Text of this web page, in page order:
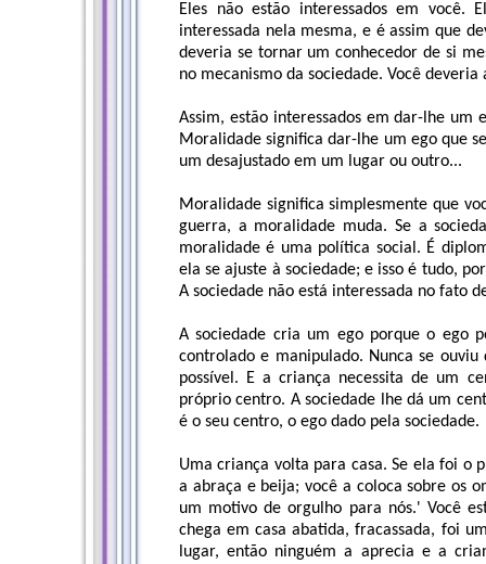
Eles não estão interessados em você.
interessada nela mesma, e é assim que
deveria se tornar um conhecedor de si
no mecanismo da sociedade. Você
Assim, estão interessados em dar-lhe um
Moralidade significa dar-lhe um ego que
um desajustado em um lugar ou outro...
Moralidade significa simplesmente que
guerra, a moralidade muda. Se a
moralidade é uma política social. É
ela se ajuste à sociedade; e isso é tudo,
A sociedade não está interessada no fato
A sociedade cria um ego porque o ego
controlado e manipulado. Nunca se
possível. E a criança necessita de um
próprio centro. A sociedade lhe dá um
é o seu centro, o ego dado pela sociedade.
Uma criança volta para casa. Se ela foi o
a abraça e beija; você a coloca sobre os
um motivo de orgulho para nós.' Você
chega em casa abatida, fracassada, foi
lugar, então ninguém a aprecia e a